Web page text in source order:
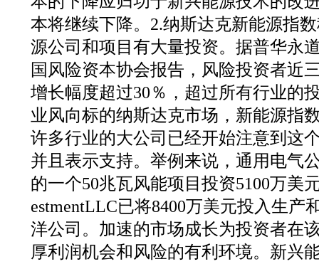
本将继续下降。2.纳斯达克新能源指
源公司和项目有大量投资。据普华永
国风险资本协会报告，风险投资者近
增长幅度超过30％，超过所有行业的
业风向标的纳斯达克市场，新能源指
许多行业的大公司已经开始注意到这
并且表示支持。举例来说，通用电气
的一个50兆瓦风能项目投资5100万美
estmentLLC已将8400万美元投入生产
洋公司。加速的市场成长为投资者在
厚利润机会和风险的有利环境。新兴